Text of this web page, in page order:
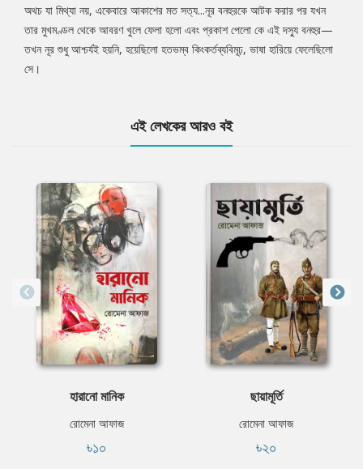
অথচ যা মিথ্যা নয়, একেবারে আকাশের মত সত্য...নূর বনহুরকে আটক করার পর যখন
তার মুখমণ্ডল থেকে আবরণ খুলে ফেলা হলো এবং প্রকাশ পেলো কে এই দস্যু বনহুর—
তখন নূর শুধু আশ্চর্যই হয়নি, হয়েছিলো হতভম্ব কিংকর্তব্যবিমূঢ়, ভাষা হারিয়ে ফেলেছিলো
সে।
এই লেখকের আরও বই
হারানো মানিক
রোমেনা আফাজ
৳১০
ছায়ামূর্তি
রোমেনা আফাজ
৳২০